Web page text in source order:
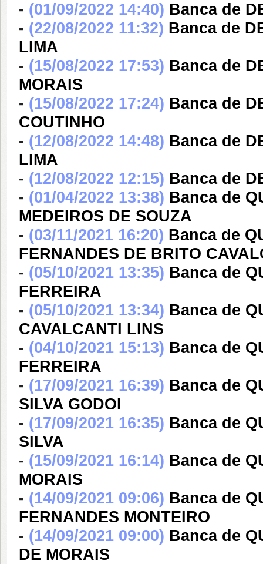
- (01/09/2022 14:40) Banca de
- (22/08/2022 11:32) Banca de
LIMA
- (15/08/2022 17:53) Banca de
MORAIS
- (15/08/2022 17:24) Banca de
COUTINHO
- (12/08/2022 14:48) Banca de
LIMA
- (12/08/2022 12:15) Banca de
- (01/04/2022 13:38) Banca de
MEDEIROS DE SOUZA
- (03/11/2021 16:20) Banca de
FERNANDES DE BRITO
- (05/10/2021 13:35) Banca de
FERREIRA
- (05/10/2021 13:34) Banca de
CAVALCANTI LINS
- (04/10/2021 15:13) Banca de
FERREIRA
- (17/09/2021 16:39) Banca de
SILVA GODOI
- (17/09/2021 16:35) Banca de
SILVA
- (15/09/2021 16:14) Banca de
MORAIS
- (14/09/2021 09:06) Banca de
FERNANDES MONTEIRO
- (14/09/2021 09:00) Banca de
DE MORAIS